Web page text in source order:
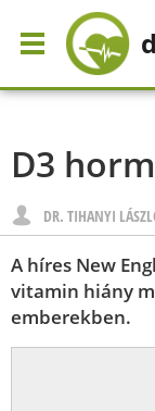
D3
DR. TIHANYI
A híres New
vitamin hiány
emberekben.